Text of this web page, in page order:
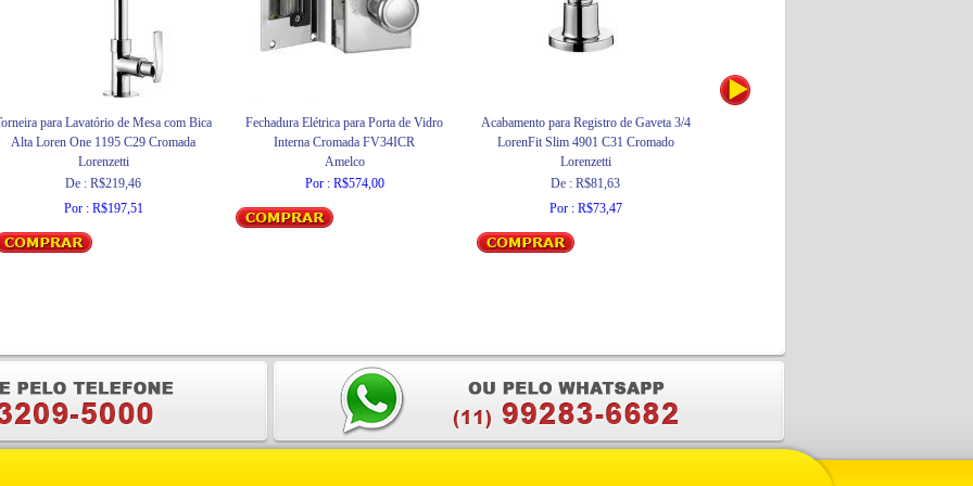
para Lavatório de Mesa com Bica
Alta Loren One 1195 C29 Cromada
Lorenzetti
De : R$219,46
Por : R$197,51
Fechadura Elétrica para Porta de Vidro
Interna Cromada FV34ICR
Amelco
Por : R$574,00
Acabamento para Registro de Gaveta 3/4
LorenFit Slim 4901 C31 Cromado
Lorenzetti
De : R$81,63
Por : R$73,47